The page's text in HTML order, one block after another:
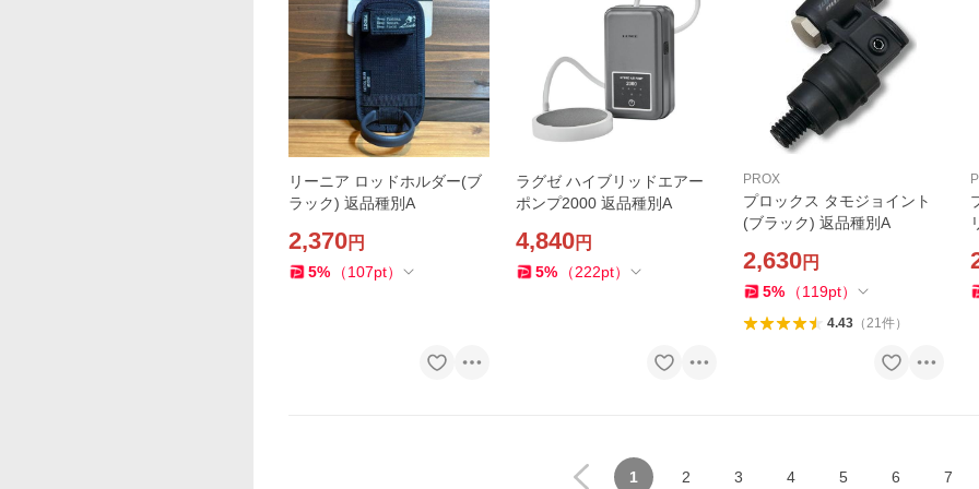
リーニア ロッドホルダー(ブ
ラック) 返品種別A
2,370円
5% （107pt）
ラグゼ ハイブリッドエアー
ポンプ2000 返品種別A
4,840円
5% （222pt）
PROX
プロックス タモジョイント
(ブラック) 返品種別A
2,630円
5% （119pt）
4.43（21件）
1 2 3 4 5 6 7